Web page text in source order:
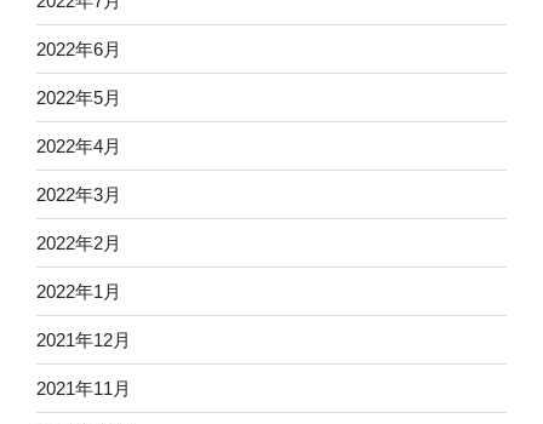
2022年6月
2022年5月
2022年4月
2022年3月
2022年2月
2022年1月
2021年12月
2021年11月